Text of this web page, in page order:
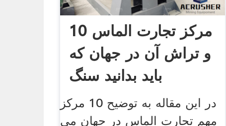
10 مرکز تجارت الماس
و تراش آن در جهان که
باید بدانید سنگ
در این مقاله به توضیح 10 مرکز
مهم تجارت الماس در جهان می